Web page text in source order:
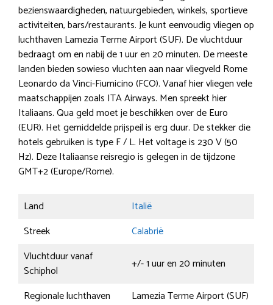
bezienswaardigheden, natuurgebieden, winkels, sportieve
activiteiten, bars/restaurants. Je kunt eenvoudig vliegen op
luchthaven Lamezia Terme Airport (SUF). De vluchtduur
bedraagt om en nabij de 1 uur en 20 minuten. De meeste
landen bieden sowieso vluchten aan naar vliegveld Rome
Leonardo da Vinci-Fiumicino (FCO). Vanaf hier vliegen vele
maatschappijen zoals ITA Airways. Men spreekt hier
Italiaans. Qua geld moet je beschikken over de Euro
(EUR). Het gemiddelde prijspeil is erg duur. De stekker die
hotels gebruiken is type F / L. Het voltage is 230 V (50
Hz). Deze Italiaanse reisregio is gelegen in de tijdzone
GMT+2 (Europe/Rome).
Land
Italië
Streek
Calabrië
Vluchtduur vanaf
Schiphol
+/- 1 uur en 20 minuten
Regionale luchthaven
Lamezia Terme Airport (SUF)